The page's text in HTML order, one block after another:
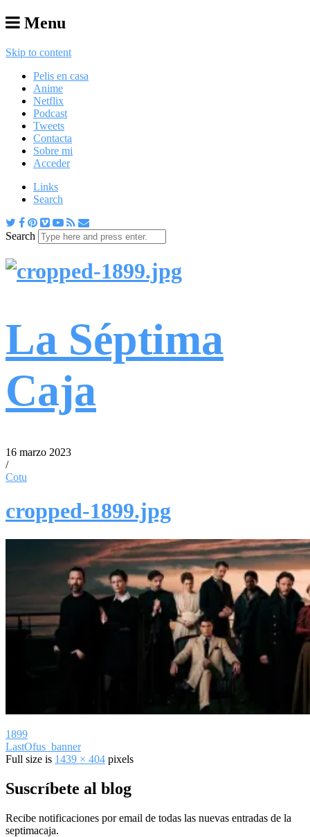
Menu
Skip to content
Pelis en casa
Anime
Netflix
Podcast
Tweets
Contacta
Sobre mi
Acceder
Links
Search
Search
La Séptima
Caja
16 marzo 2023
/
Cotu
cropped-1899.jpg
1899
LastOfus_banner
Full size is 1439 × 404 pixels
Suscríbete al blog
Recibe notificaciones por email de todas las nuevas entradas de la
septimacaja.